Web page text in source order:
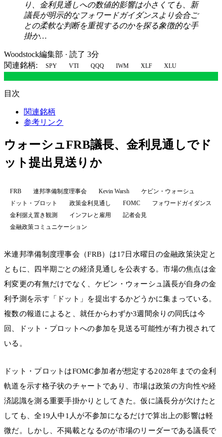
り、金利見通しへの数値的影響は小さくても、新
議長が明示的なフォワードガイダンスより会合ご
との柔軟な判断を重視するのかを探る象徴的な手
掛か…
Woodstock編集部 · 読了 3分
関連銘柄:
SPY VTI QQQ IWM XLF XLU
目次
関連銘柄
参考リンク
ウォーシュFRB議長、金利見通しでド
ット提出見送りか
FRB 連邦準備制度理事会 Kevin Warsh
ケビン・ウォーシュ
ドット・プロット
政策金利見通し FOMC
フォワードガイダンス
金利据え置き観測
インフレと雇用
記者会見
金融政策コミュニケーション
米連邦準備制度理事会（FRB）は17日水曜日の金融政策決定と
ともに、四半期ごとの経済見通しを公表する。市場の焦点は金
利変更の有無だけでなく、ケビン・ウォーシュ議長が自身の金
利予測を示す「ドット」を提出するかどうかに集まっている。
複数の報道によると、就任からわずか3週間余りの同氏は今
回、ドット・プロットへの参加を見送る可能性が有力視されて
いる。
ドット・プロットはFOMC参加者が想定する2028年までの金利
軌道を示す格子状のチャートであり、市場は政策の方向性や経
済認識を測る重要手掛かりとしてきた。仮に議長分が欠けたと
しても、全19人中1人が不参加になるだけで算出上の影響は軽
微だ。しかし、不掲載となるのが市場のリーダーである議長で